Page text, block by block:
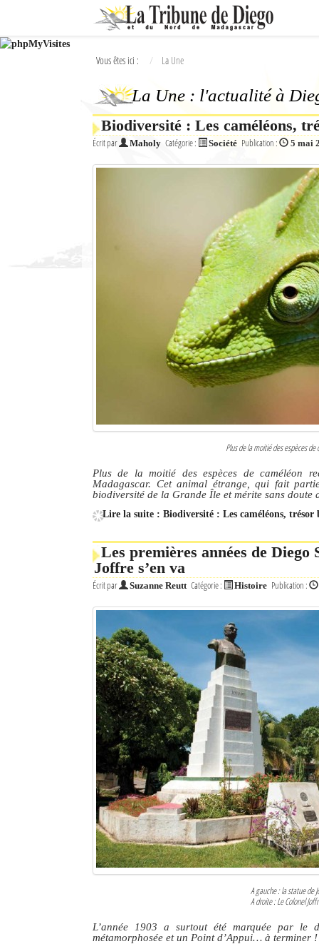
Ok
L'actualité à Diego Suarez
Le Nord de Madagascar
L'actualité du tourisme
Sites touristiques
Diego Suarez Pratique
Les Petites Annonces
La Tribune de Diego en PDF
Vous êtes ici : La Une
La Une : l'actualité à
Biodiversité : Les caméléons,
Écrit par Maholy Catégorie : Société Publication : 5 mai
Plus de la moitié des espèces
Plus de la moitié des espèces de caméléon
Madagascar. Cet animal étrange, qui fait
biodiversité de la Grande Île et mérite sans doute
Lire la suite : Biodiversité : Les caméléons, trésor
Les premières années de
Joffre s’en va
Écrit par Suzanne Reutt Catégorie : Histoire Publication :
A gauche : la statue de
A droite : Le Colonel
L’année 1903 a surtout été marquée par
métamorphosée et un Point d’Appui… à terminer !